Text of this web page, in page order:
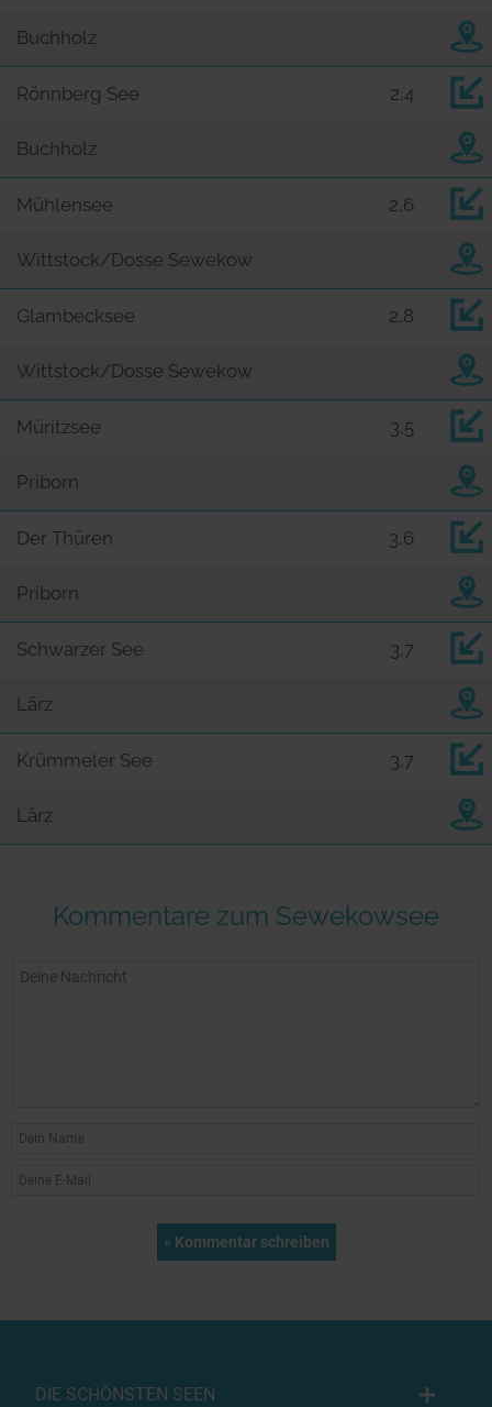
Buchholz
Rönnberg See 2,4
Buchholz
Mühlensee 2,6
Wittstock/Dosse Sewekow
Glambecksee 2,8
Wittstock/Dosse Sewekow
Müritzsee 3,5
Priborn
Der Thüren 3,6
Priborn
Schwarzer See 3,7
Lärz
Krümmeler See 3,7
Lärz
Kommentare zum Sewekowsee
DIE SCHÖNSTEN SEEN